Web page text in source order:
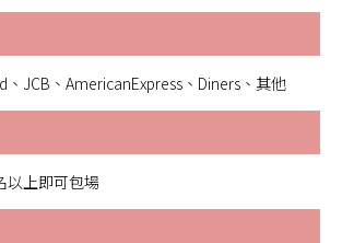
、JCB、AmericanExpress、Diners、其他
上即可包場